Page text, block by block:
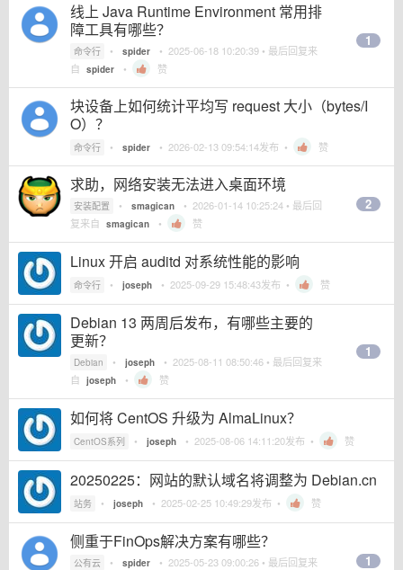
线上 Java Runtime Environment 常用排
障工具有哪些？
命令行 • spider • 2025-06-18 10:20:39 • 最后回复来
自 spider • 赞
1
块设备上如何统计平均写 request 大小（bytes/I
O）？
命令行 • spider • 2026-02-13 09:54:14发布 • 赞
求助，网络安装无法进入桌面环境
安装配置 • smagican • 2026-01-14 10:25:24 • 最后回
复来自 smagican • 赞
2
Linux 开启 auditd 对系统性能的影响
命令行 • joseph • 2025-09-29 15:48:43发布 • 赞
Debian 13 两周后发布，有哪些主要的
更新？
Debian • joseph • 2025-08-11 08:50:46 • 最后回复来
自 joseph • 赞
1
如何将 CentOS 升级为 AlmaLinux？
CentOS系列 • joseph • 2025-08-06 14:11:20发布 • 赞
20250225：网站的默认域名将调整为 Debian.cn
站务 • joseph • 2025-02-25 10:49:29发布 • 赞
侧重于FinOps解决方案有哪些？
公有云 • spider • 2025-05-23 09:00:26 • 最后回复来
1